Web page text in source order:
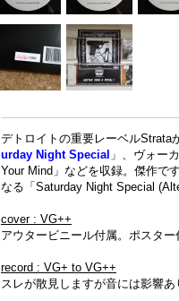
デトロイトの重要レーベルStrata
urday Night Special 」、ヴォー
Your Mind」などを収録。傑作で
なる「Saturday Night Special
cover : VG++
アウタービニール付属。ポスター
record : VG+ to VG++
スレが散見しますが音には影響あ